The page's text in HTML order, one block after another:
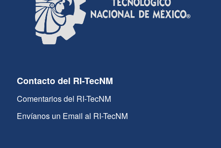
Contacto del RI-TecNM
Comentarios del RI-TecNM
Envíanos un Email al RI-TecNM